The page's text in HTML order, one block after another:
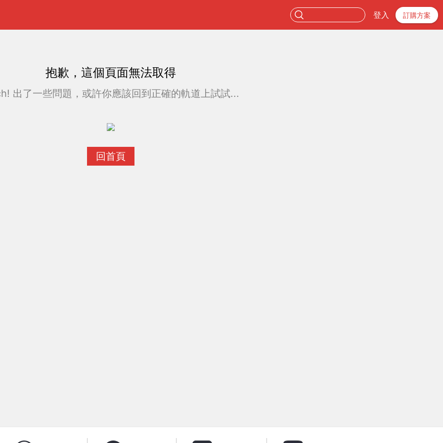
登入 訂購方案
抱歉，這個頁面無法取得
出了一些問題，或許你應該回到正確的軌道上試試...